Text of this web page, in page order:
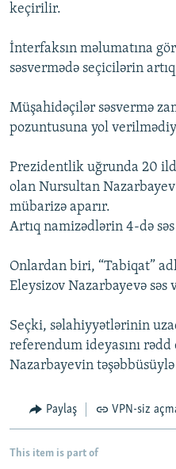
ARAŞDIRMA
MULTIMEDIA
VIDEO
FOTOQALEREYA
İNFOQRAFIKA
KARIKATURA
RADIO ARXIV
OXU ZALI
AZƏRBAYCAN ƏDƏBIYYATI
İSLAM VƏ DEMOKRATIYA
İZ - MƏDƏNIYYƏT PROQRAMI
HAQQIMIZDA
MISSIYAMIZ
PEŞƏ ETIKASI VƏ JURNALISTIKA
MATERIALLARIMIZDAN ISTIFADƏ
AZADLIQRADIOSU MOBIL
XƏBƏR BÜLLETENLƏRIMIZ
RFE/RL-in bütün saytları
keçirilir.
İnterfaksın məlumatına
səsvermədə seçicilərin
Müşahidəçilər səsvermə
pozuntusuna yol
Prezidentlik uğrunda 20
olan Nursultan
mübarizə aparır.
Artıq namizədlərin 4-də
Onlardan biri, “Tabiqat”
Eleysizov Nazarbayevə
Seçki, səlahiyyətlərinin
referendum ideyasını
Nazarbayevin
Paylaş VPN-siz
This item is part of